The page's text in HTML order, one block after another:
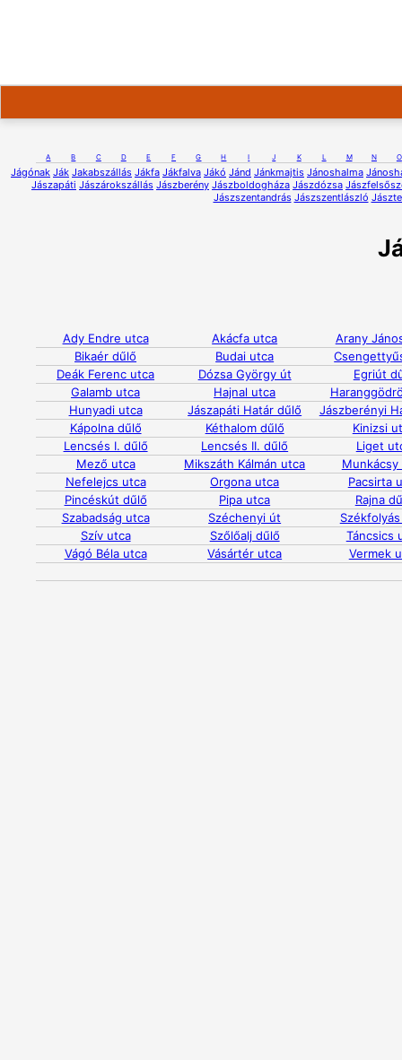
A B C D E F G H I J K L M N O
Jágónak Ják Jakabszállás Jákfa Jákfalva Jákó Jánd Jánkmajtis Jánoshalma
Jászapáti Jászárokszállás Jászberény Jászboldogháza Jászdózsa
Jászszentandrás Jászszentlászló
Ady Endre utca Akácfa utca
Arany
Bikaér dűlő
Budai utca
Deák Ferenc utca
Dózsa György út
Egriút
Galamb utca
Hajnal utca
Hunyadi utca
Jászapáti Határ dűlő
Jászberényi
Kápolna dűlő
Kéthalom dűlő
Kinizsi
Lencsés I. dűlő
Lencsés II. dűlő
Liget
Mező utca
Mikszáth Kálmán utca
Munkácsy
Nefelejcs utca
Orgona utca
Pacsirta
Pincéskút dűlő
Pipa utca
Rajna
Szabadság utca
Széchenyi út
Szív utca
Szőlőalj dűlő
Táncsics
Vágó Béla utca
Vásártér utca Vermek